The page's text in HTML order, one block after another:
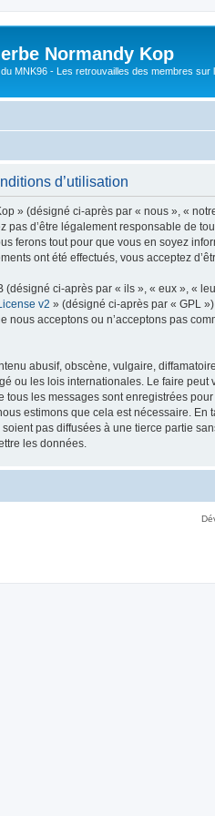
Normandy Kop
MNK96 - Les retrouvailles des membres sur
d’utilisation
» (désigné ci-après par « nous », «
pas d’être légalement responsable de
ferons tout pour que vous en soyez
ont été effectués, vous acceptez
ci-après par « ils », « eux », «
v2 » (désigné ci-après par « GPL
nous acceptons ou n’acceptons pas
abusif, obscène, vulgaire,
ou les lois internationales. Le faire
tous les messages sont enregistrées
estimons que cela est nécessaire.
pas diffusées à une tierce partie
les données.